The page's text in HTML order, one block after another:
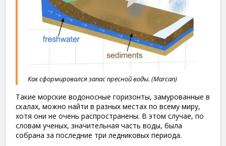
Как сформировался запас пресной воды. (Marcan)
Такие морские водоносные горизонты, замурованные в
скалах, можно найти в разных местах по всему миру,
хотя они не очень распространены. В этом случае, по
словам ученых, значительная часть воды, была
собрана за последние три ледниковых периода.